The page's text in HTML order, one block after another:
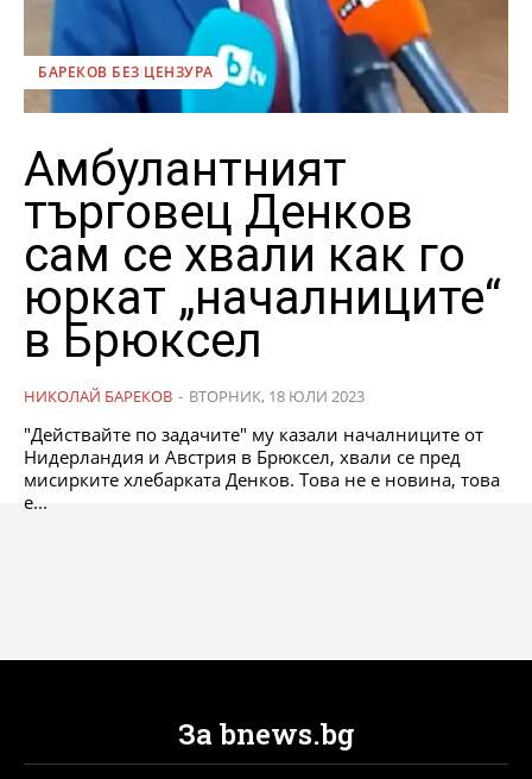
БАРЕКОВ БЕЗ ЦЕНЗУРА
Амбулантният
търговец Денков
сам се хвали как го
юркат „началниците“
в Брюксел
НИКОЛАЙ БАРЕКОВ - ВТОРНИК, 18 ЮЛИ 2023
"Действайте по задачите" му казали началниците от
Нидерландия и Австрия в Брюксел, хвали се пред
мисирките хлебарката Денков. Това не е новина, това
е...
За bnews.bg